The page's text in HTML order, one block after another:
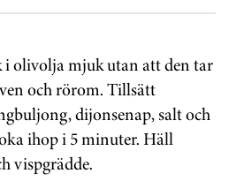
i olivolja mjuk utan att den tar
och rörom. Tillsätt
dijonsenap, salt och
ihop i 5 minuter. Häll
vispgrädde.